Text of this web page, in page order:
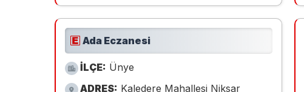
Ada Eczanesi
İLÇE: Ünye
ADRES: Kaledere Mahallesi Niksar